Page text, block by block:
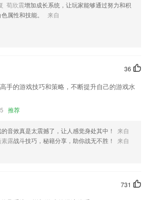
普法和律师交流、互相提高的平台，并为律师提
平台；
，根据健康情况了解方案内容；
汇，轻松巩固学习的知识；
不用去担心自己的业余能力不足而没有信心。
多音节、短文朗读，发音练习四种题型反复理
者普通话的听力、理解力与应用能力
道模拟题，并由万国名师进行权威解析，以题带
，在线1对1和小班课的效果在2265几乎可以做
荀欣震增加成长系统，让玩家能够通过努力和积
属性和技能。
来自
36
手的游戏技巧和策略，不断提升自己的游戏水
推荐
的音效真是太震撼了，让人感觉身处其中！
来自
露战斗技巧，秘籍分享，助你战无不胜！
来自
731